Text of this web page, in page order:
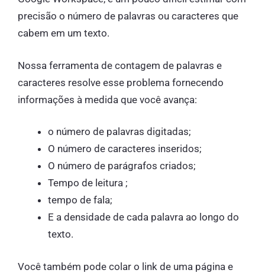
precisão o número de palavras ou caracteres que
cabem em um texto.
Nossa ferramenta de contagem de palavras e
caracteres resolve esse problema fornecendo
informações à medida que você avança:
o número de palavras digitadas;
O número de caracteres inseridos;
O número de parágrafos criados;
Tempo de leitura ;
tempo de fala;
E a densidade de cada palavra ao longo do
texto.
Você também pode colar o link de uma página e